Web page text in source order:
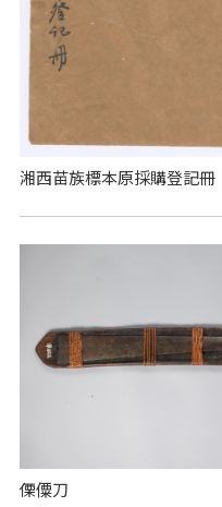
湘西苗族標本原採購登記冊
傈僳刀